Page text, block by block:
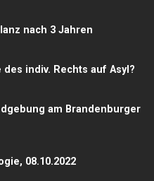
nach 3 Jahren
des indiv. Rechts auf Asyl?
am Brandenburger
08.10.2022